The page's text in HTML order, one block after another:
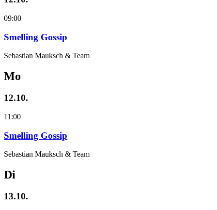
09:00
Smelling Gossip
Sebastian Mauksch & Team
Mo
12.10.
11:00
Smelling Gossip
Sebastian Mauksch & Team
Di
13.10.